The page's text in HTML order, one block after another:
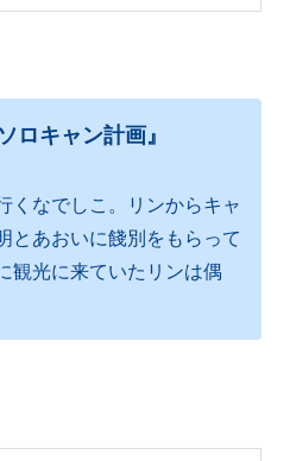
ロキャン計画』
くなでしこ。リンからキャ
とあおいに餞別をもらって
観光に来ていたリンは偶